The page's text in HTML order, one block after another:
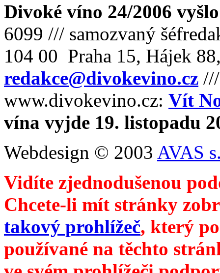
Divoké víno 24/2006
6099 /// samozvaný
104 00 Praha 15, Hájek
redakce@divokevino.cz
www.divokevino.cz: Vít
vína vyjde 19. listopadu
Webdesign © 2003 AVAS
Vidíte zjednodušenou
Chcete-li mít stránky
takový prohlížeč, který
používané na těchto